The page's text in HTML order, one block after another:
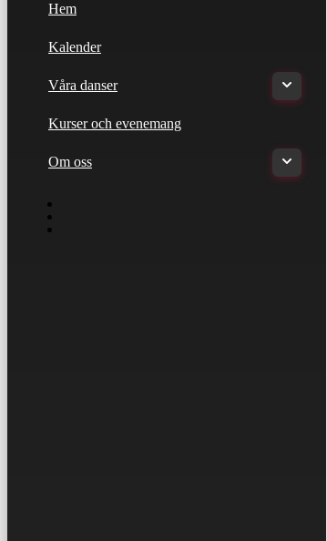
Hem
Kalender
Våra danser
Kurser och evenemang
Om oss